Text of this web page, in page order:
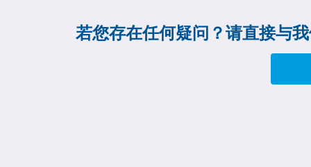
若您存在任何疑问？请直接与